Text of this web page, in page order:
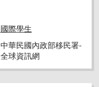
國際學生
中華民國內政部移民署-
全球資訊網